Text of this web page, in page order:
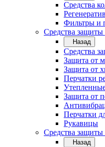
Средства
Фильтры и
Средства защиты
Назад
Средства
Защита от
Защита от
Перчатки
Защита от
Перчатки
Рукавицы
Средства
Назад